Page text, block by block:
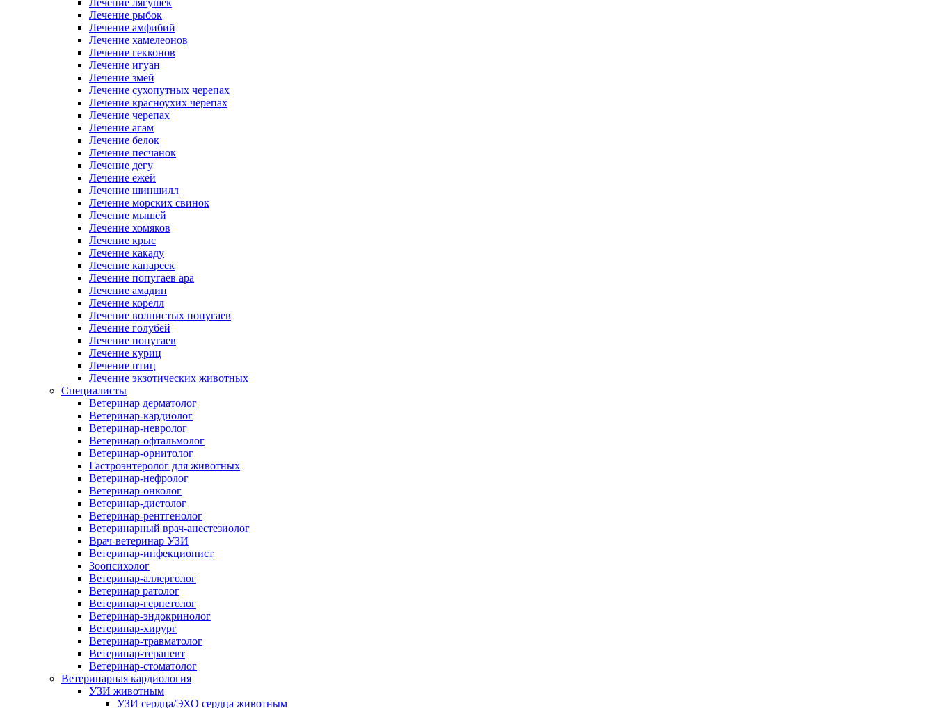
Лечение лягушек
Лечение рыбок
Лечение амфибий
Лечение хамелеонов
Лечение гекконов
Лечение игуан
Лечение змей
Лечение сухопутных черепах
Лечение красноухих черепах
Лечение черепах
Лечение агам
Лечение белок
Лечение песчанок
Лечение дегу
Лечение ежей
Лечение шиншилл
Лечение морских свинок
Лечение мышей
Лечение хомяков
Лечение крыс
Лечение какаду
Лечение канареек
Лечение попугаев ара
Лечение амадин
Лечение корелл
Лечение волнистых попугаев
Лечение голубей
Лечение попугаев
Лечение куриц
Лечение птиц
Лечение экзотических животных
Специалисты
Ветеринар дерматолог
Ветеринар-кардиолог
Ветеринар-невролог
Ветеринар-офтальмолог
Ветеринар-орнитолог
Гастроэнтеролог для животных
Ветеринар-нефролог
Ветеринар-онколог
Ветеринар-диетолог
Ветеринар-рентгенолог
Ветеринарный врач-анестезиолог
Врач-ветеринар УЗИ
Ветеринар-инфекционист
Зоопсихолог
Ветеринар-аллерголог
Ветеринар ратолог
Ветеринар-герпетолог
Ветеринар-эндокринолог
Ветеринар-хирург
Ветеринар-травматолог
Ветеринар-терапевт
Ветеринар-стоматолог
Ветеринарная кардиология
УЗИ животным
УЗИ сердца/ЭХО сердца животным